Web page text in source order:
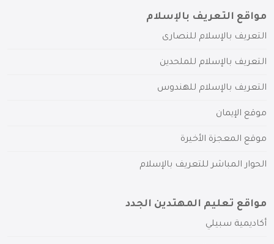
مواقع التعريف بالإسلام
التعريف بالإسلام للنصارى
التعريف بالإسلام للملحدين
التعريف بالإسلام للهندوس
موقع الإيمان
موقع المعجزة الأخيرة
الحوار المباشر للتعريف بالإسلام
مواقع تعليم المهتدين الجدد
أكاديمية سبيلي